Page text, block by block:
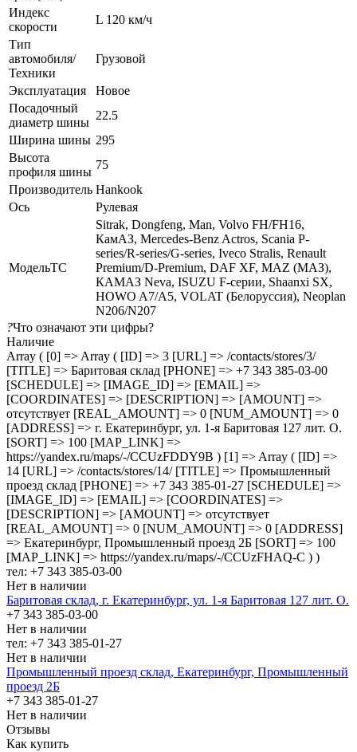
Индекс
скорости
L 120 км/ч
Тип
автомобиля/
Техники
Грузовой
Эксплуатация
Новое
Посадочный
диаметр шины
22.5
Ширина шины 295
Высота
профиля шины
75
Производитель Hankook
Ось
Рулевая
МодельТС
Sitrak, Dongfeng, Man, Volvo FH/FH16,
КамАЗ, Mercedes-Benz Actros, Scania P-
series/R-series/G-series, Iveco Stralis, Renault
Premium/D-Premium, DAF XF, MAZ (МАЗ),
КАМАЗ Neva, ISUZU F-серии, Shaanxi SX,
HOWO A7/A5, VOLAT (Белоруссия), Neoplan
N206/N207
?Что означают эти цифры?
Наличие
Array ( [0] => Array ( [ID] => 3 [URL] => /contacts/stores/3/
[TITLE] => Баритовая склад [PHONE] => +7 343 385-03-00
[SCHEDULE] => [IMAGE_ID] => [EMAIL] =>
[COORDINATES] => [DESCRIPTION] => [AMOUNT] =>
отсутствует [REAL_AMOUNT] => 0 [NUM_AMOUNT] => 0
[ADDRESS] => г. Екатеринбург, ул. 1-я Баритовая 127 лит. О.
[SORT] => 100 [MAP_LINK] =>
https://yandex.ru/maps/-/CCUzFDDY9B ) [1] => Array ( [ID] =>
14 [URL] => /contacts/stores/14/ [TITLE] => Промышленный
проезд cклад [PHONE] => +7 343 385-01-27 [SCHEDULE] =>
[IMAGE_ID] => [EMAIL] => [COORDINATES] =>
[DESCRIPTION] => [AMOUNT] => отсутствует
[REAL_AMOUNT] => 0 [NUM_AMOUNT] => 0 [ADDRESS]
=> Екатеринбург, Промышленный проезд 2Б [SORT] => 100
[MAP_LINK] => https://yandex.ru/maps/-/CCUzFHAQ-C ) )
тел: +7 343 385-03-00
Нет в наличии
Баритовая склад, г. Екатеринбург, ул. 1-я Баритовая 127 лит. О.
+7 343 385-03-00
Нет в наличии
тел: +7 343 385-01-27
Нет в наличии
Промышленный проезд cклад, Екатеринбург, Промышленный
проезд 2Б
+7 343 385-01-27
Нет в наличии
Отзывы
Как купить